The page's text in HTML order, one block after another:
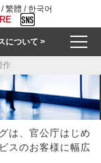
/繁體 / 한국어
について >
作
は、官公庁はじめ
スのお客様に幅広